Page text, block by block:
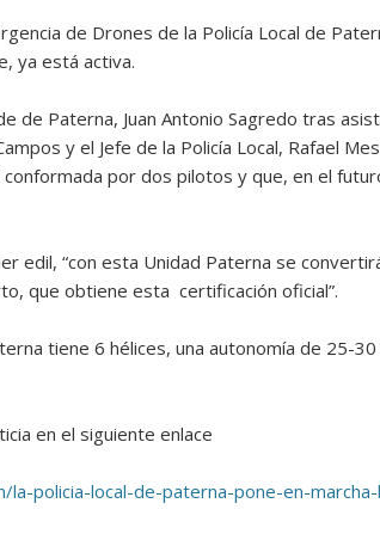
de Drones de la Policía Local de
ya está activa.
de Paterna, Juan Antonio Sagredo tras
y el Jefe de la Policía Local, Rafael
por dos pilotos y que, en el
edil, “con esta Unidad Paterna se
que obtiene esta certificación oficial”.
tiene 6 hélices, una autonomía de 25-
en el siguiente enlace
policia-local-de-paterna-pone-en-